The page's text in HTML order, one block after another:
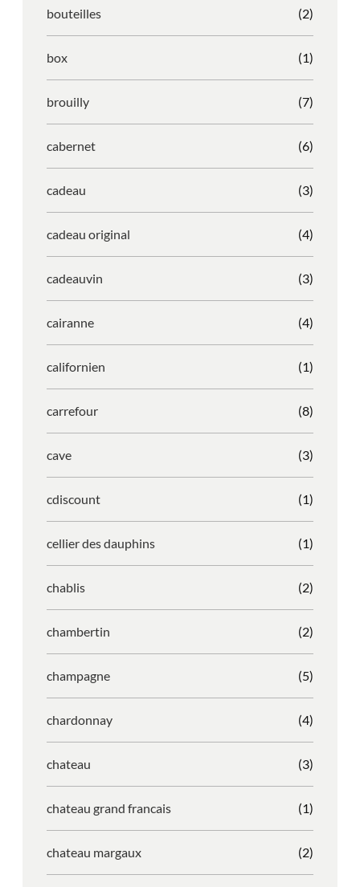
bouteilles (2)
box (1)
brouilly (7)
cabernet (6)
cadeau (3)
cadeau original (4)
cadeauvin (3)
cairanne (4)
californien (1)
carrefour (8)
cave (3)
cdiscount (1)
cellier des dauphins (1)
chablis (2)
chambertin (2)
champagne (5)
chardonnay (4)
chateau (3)
chateau grand francais (1)
chateau margaux (2)